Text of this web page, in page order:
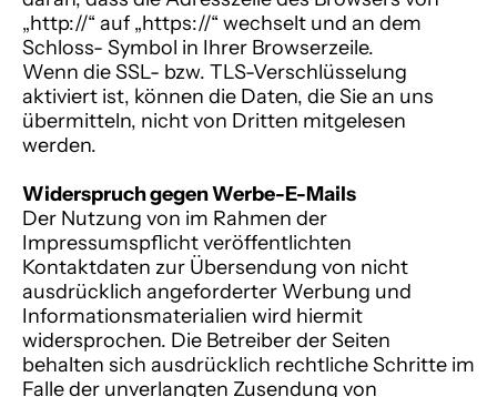
„http://“ auf „https://“ wechselt und an dem
Schloss- Symbol in Ihrer Browserzeile.
Wenn die SSL- bzw. TLS-Verschlüsselung
aktiviert ist, können die Daten, die Sie an uns
übermitteln, nicht von Dritten mitgelesen
werden.
Widerspruch gegen Werbe-E-Mails
Der Nutzung von im Rahmen der
Impressumspflicht veröffentlichten
Kontaktdaten zur Übersendung von nicht
ausdrücklich angeforderter Werbung und
Informationsmaterialien wird hiermit
widersprochen. Die Betreiber der Seiten
behalten sich ausdrücklich rechtliche Schritte im
Falle der unverlangten Zusendung von